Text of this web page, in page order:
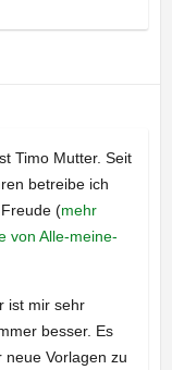
Timo Mutter. Seit
betreibe ich
(mehr
von Alle-meine-
ist mir sehr
besser. Es
Vorlagen zu